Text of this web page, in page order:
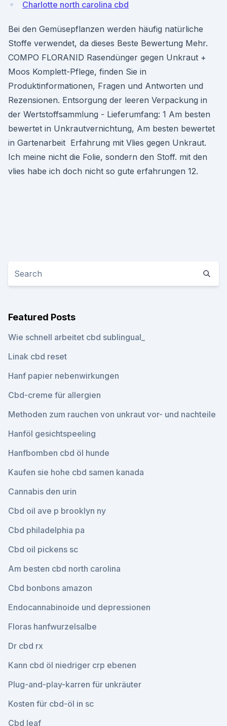
Charlotte north carolina cbd
Bei den Gemüsepflanzen werden häufig natürliche
Stoffe verwendet, da dieses Beste Bewertung Mehr.
COMPO FLORANID Rasendünger gegen Unkraut +
Moos Komplett-Pflege, finden Sie in
Produktinformationen, Fragen und Antworten und
Rezensionen. Entsorgung der leeren Verpackung in
der Wertstoffsammlung - Lieferumfang: 1 Am besten
bewertet in Unkrautvernichtung, Am besten bewertet
in Gartenarbeit Erfahrung mit Vlies gegen Unkraut.
Ich meine nicht die Folie, sondern den Stoff. mit den
vlies habe ich doch nicht so gute erfahrungen 12.
Featured Posts
Wie schnell arbeitet cbd sublingual_
Linak cbd reset
Hanf papier nebenwirkungen
Cbd-creme für allergien
Methoden zum rauchen von unkraut vor- und nachteile
Hanföl gesichtspeeling
Hanfbomben cbd öl hunde
Kaufen sie hohe cbd samen kanada
Cannabis den urin
Cbd oil ave p brooklyn ny
Cbd philadelphia pa
Cbd oil pickens sc
Am besten cbd north carolina
Cbd bonbons amazon
Endocannabinoide und depressionen
Floras hanfwurzelsalbe
Dr cbd rx
Kann cbd öl niedriger crp ebenen
Plug-and-play-karren für unkräuter
Kosten für cbd-öl in sc
Cbd leaf